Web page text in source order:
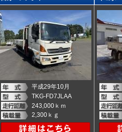
平成29年10月
TKG-FD7JLAA
243,000ｋｍ
2,300ｋｇ